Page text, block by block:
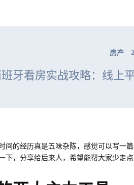
房产
牙看房实战攻略：线上
间的经历真是五味杂陈，感觉可以写一
，分享给后来人，希望能帮大家少走点